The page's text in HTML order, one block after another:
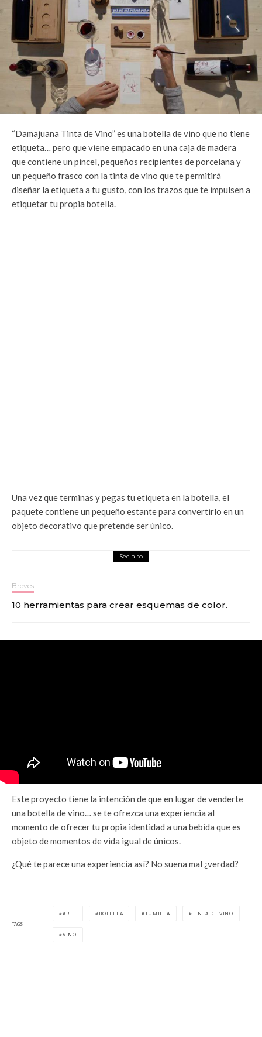
“Damajuana Tinta de Vino” es una botella de vino que no tiene
etiqueta… pero que viene empacado en una caja de madera
que contiene un pincel, pequeños recipientes de porcelana y
un pequeño frasco con la tinta de vino que te permitirá
diseñar la etiqueta a tu gusto, con los trazos que te impulsen a
etiquetar tu propia botella.
Una vez que terminas y pegas tu etiqueta en la botella, el
paquete contiene un pequeño estante para convertirlo en un
objeto decorativo que pretende ser único.
See also
Breves
10 herramientas para crear esquemas de color.
Este proyecto tiene la intención de que en lugar de venderte
una botella de vino… se te ofrezca una experiencia al
momento de ofrecer tu propia identidad a una bebida que es
objeto de momentos de vida igual de únicos.
¿Qué te parece una experiencia así? No suena mal ¿verdad?
TAGS
ARTE BOTELLA JUMILLA TINTA DE VINO
VINO